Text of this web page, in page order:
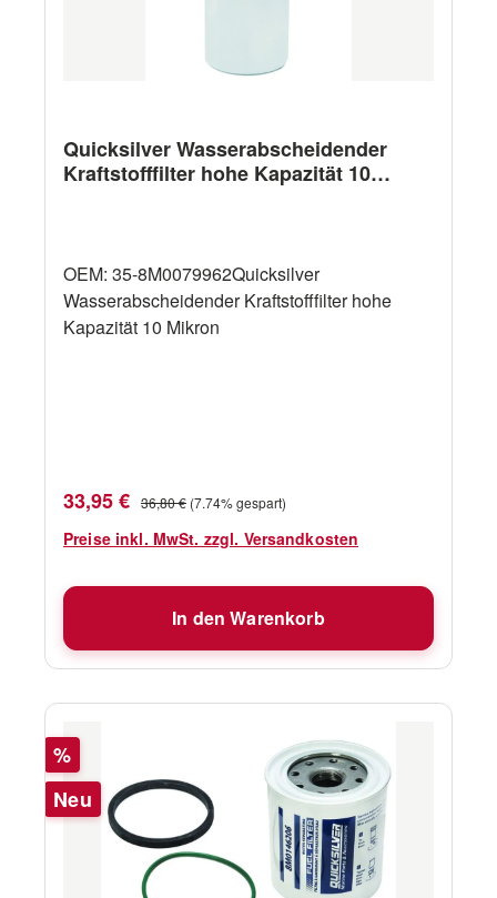
Quicksilver Wasserabscheidender
Kraftstofffilter hohe Kapazität 10
OEM: 35-8M0079962Quicksilver
Wasserabscheidender Kraftstofffilter hohe
Kapazität 10 Mikron
Verkaufspreis:
33,95 € Regulärer Preis:
36,80 € (7.74% gespart)
Preise inkl. MwSt. zzgl. Versandkosten
In den Warenkorb
Rabatt
%
Neu